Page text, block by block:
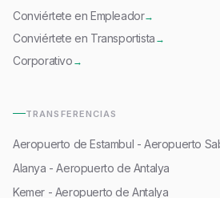
Conviértete en Empleador→
Conviértete en Transportista →
Corporativo →
TRANSFERENCIAS
Aeropuerto de Estambul - Aeropuerto
Alanya - Aeropuerto de Antalya
Kemer - Aeropuerto de Antalya